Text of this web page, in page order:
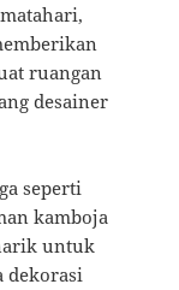
ruangan
desainer
seperti
kamboja
untuk
dekorasi